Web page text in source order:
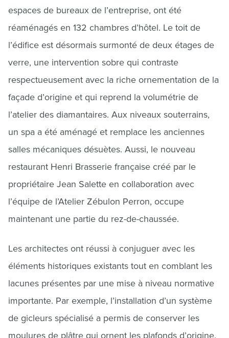
espaces de bureaux de l’entreprise, ont été
réaménagés en 132 chambres d’hôtel. Le toit de
l’édifice est désormais surmonté de deux étages de
verre, une intervention sobre qui contraste
respectueusement avec la riche ornementation de la
façade d’origine et qui reprend la volumétrie de
l’atelier des diamantaires. Aux niveaux souterrains,
un spa a été aménagé et remplace les anciennes
salles mécaniques désuètes. Aussi, le nouveau
restaurant Henri Brasserie française créé par le
propriétaire Jean Salette en collaboration avec
l’équipe de l’Atelier Zébulon Perron, occupe
maintenant une partie du rez-de-chaussée.
Les architectes ont réussi à conjuguer avec les
éléments historiques existants tout en comblant les
lacunes présentes par une mise à niveau normative
importante. Par exemple, l’installation d’un système
de gicleurs spécialisé a permis de conserver les
moulures de plâtre qui ornent les plafonds d’origine.